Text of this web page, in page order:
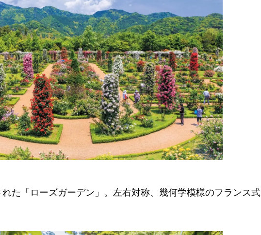
た「ローズガーデン」。左右対称、幾何学模様のフランス式